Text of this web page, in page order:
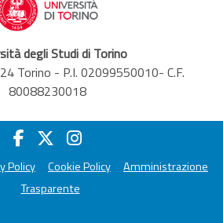
degli Studi di Torino
Torino - P.I. 02099550010- C.F.
80088230018
Policy Cookie Policy
Amministrazione
Trasparente